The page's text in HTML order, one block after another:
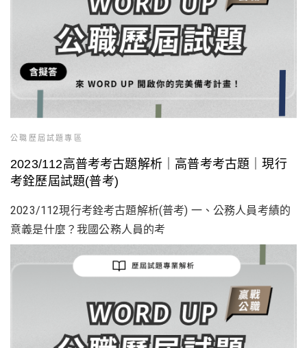
公職歷屆試題專區
2023/112高普考考古題解析｜高普考考古題｜現行
考銓歷屆試題(普考)
2023/112現行考銓考古題解析(普考) 一、公務人員考績的
意義是什麼？我國公務人員的考